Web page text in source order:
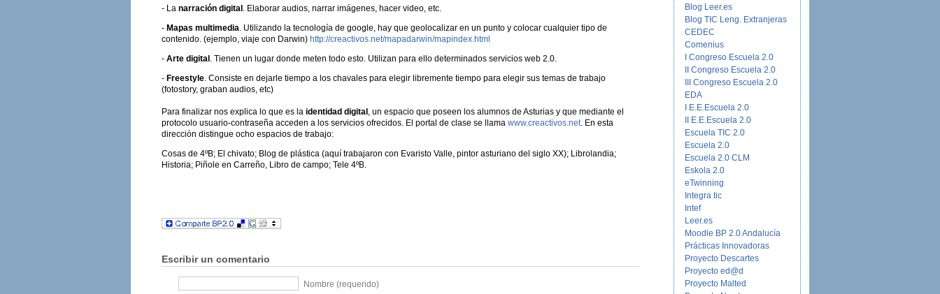
- La narración digital . Elaborar audios, narrar imágenes, hacer video, etc.
- Mapas multimedia. Utilizando la tecnología de google, hay que geolocalizar en un punto y colocar cualquier tipo de
contenido. (ejemplo, viaje con Darwin) http://creactivos.net/mapadarwin/mapindex.html
- Arte digital . Tienen un lugar donde meten todo esto. Utilizan para ello determinados servicios web 2.0.
- Freestyle. Consiste en dejarle tiempo a los chavales para elegir libremente tiempo para elegir sus temas de trabajo
(fotostory, graban audios, etc)
Para finalizar nos explica lo que es laidentidad digital , un espacio que poseen los alumnos de Asturias y que mediante el
protocolo usuario-contraseña acceden a los servicios ofrecidos. El portal de clase se llama www.creactivos.net. En esta
dirección distingue ocho espacios de trabajo:
Cosas de 4ºB; El chivato; Blog de plástica (aquí trabajaron con Evaristo Valle, pintor asturiano del siglo XX); Librolandia;
Historia; Piñole en Carreño, Libro de campo; Tele 4ºB.
Escribir un comentario
Nombre (requerido)
Blog Leer.es
Blog TIC Leng. Extranjeras
CEDEC
Comenius
I Congreso Escuela 2.0
II Congreso Escuela 2.0
III Congreso Escuela 2.0
EDA
I E.E.Escuela 2.0
II E.E.Escuela 2.0
Escuela TIC 2.0
Escuela 2.0
Escuela 2.0 CLM
Eskola 2.0
eTwinning
Integra tic
Intef
Leer.es
Moodle BP 2.0 Andalucía
Prácticas Innovadoras
Proyecto Descartes
Proyecto ed@d
Proyecto Malted